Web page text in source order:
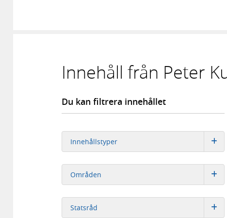
Innehåll från Peter
Du kan filtrera innehållet
Innehållstyper
Områden
Statsråd